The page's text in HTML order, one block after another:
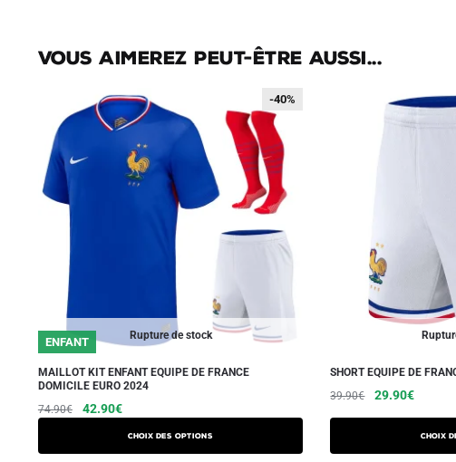
Vous aimerez peut-être aussi...
Rupture de stock
-40%
ENFANT
-40%
MAILLOT KIT ENFANT EQUIPE DE FRANCE
DOMICILE EURO 2024
74.90€
Le
42.90€Le
Choix des options
Ce
produit
a
SHORT EQUIPE DE
39.90€
Le
était :
29.90€Le
actuel
est :
Choix
Ce
a